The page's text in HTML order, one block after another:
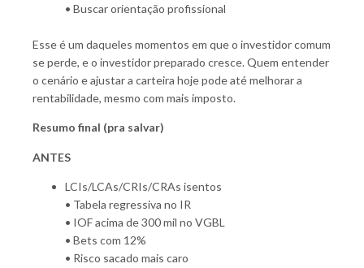
• Buscar orientação profissional
Esse é um daqueles momentos em que o investidor comum
se perde, e o investidor preparado cresce. Quem entender
o cenário e ajustar a carteira hoje pode até melhorar a
rentabilidade, mesmo com mais imposto.
Resumo final (pra salvar)
ANTES
LCIs/LCAs/CRIs/CRAs isentos
• Tabela regressiva no IR
• IOF acima de 300 mil no VGBL
• Bets com 12%
• Risco sacado mais caro